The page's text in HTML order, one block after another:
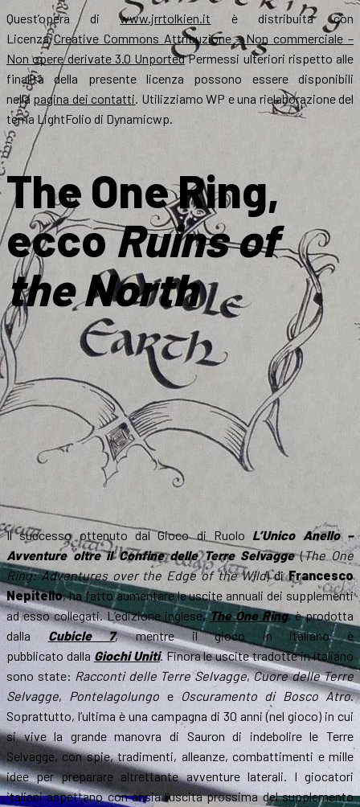
Quest’opera diwww.jrrtolkien.it è distribuita con
LicenzaCreative Commons Attribuzione – Non commerciale –
Non opere derivate 3.0 UnportedPermessi ulteriori rispetto alle
finalità della presente licenza possono essere disponibili
nella pagina dei contatti. Utilizziamo WP e una rielaborazione del
tema LightFolio di Dynamicwp.
The One Ring,
eccoRuins of
the North
Il successo ottenuto dal Gioco di Ruolo L’Unico Anello –
Avventure oltre il Confine delle Terre Selvagge(The One
Ring: Adventures over the Edge of the Wild) diFrancesco
Nepitello, ha fatto aumentare le uscite annuali dei supplementi
ad esso collegati. L’edizione inglese,The One Ring, è prodotta
dalla Cubicle 7, mentre il gioco in italiano è
pubblicato dalla Giochi Uniti. Finora le uscite tradotte in italiano
sono state: Racconti delle Terre Selvagge,Cuore delle Terre
Selvagge, Pontelagolungo e Oscuramento di Bosco Atro.
Soprattutto, l’ultima è una campagna di 30 anni (nel gioco) in cui
si vive la grande manovra di Sauron di indebolire le Terre
Selvagge, con spie, tradimenti, alleanze, combattimenti e mille
idee per preparare altrettante avventure laterali. I giocatori
italiani aspettano con ansia l’uscita prossima del supplemento